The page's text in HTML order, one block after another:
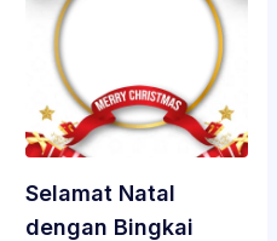
Selamat Natal
dengan Bingkai